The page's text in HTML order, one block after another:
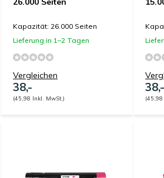
Kapazität: 26.000 Seiten
Lieferung in 1–2 Tagen
Vergleichen
38,-
(45,98 Inkl. MwSt.)
38,-